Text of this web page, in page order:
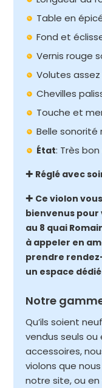
Table en
Fond et
Vernis rouge
Volutes
Chevilles
Touche et
Belle sonorité
État: Très
✚ Réglé avec
✚ Ce violon
bienvenus pour
au 8 quai
à appeler en
prendre
un espace
Notre
Qu’ils soient
vendus seuls
accessoires,
violons que
notre site, ou